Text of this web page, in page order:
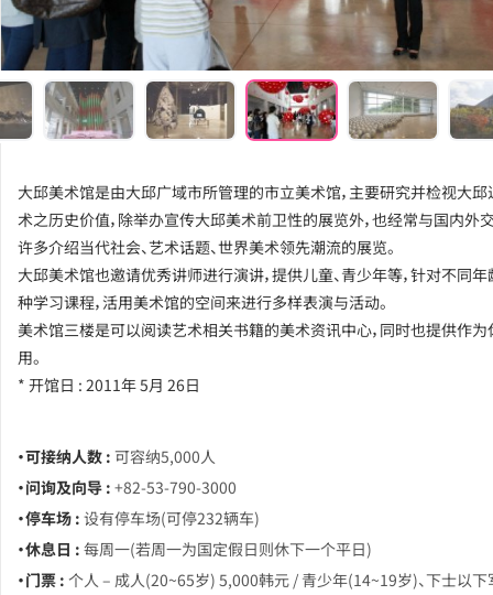
大邱美术馆是由大邱广域市所管理的市立美术馆，主要研究并检视大
术之历史价值，除举办宣传大邱美术前卫性的展览外，也经常与国内外
许多介绍当代社会、艺术话题、世界美术领先潮流的展览。
大邱美术馆也邀请优秀讲师进行演讲，提供儿童、青少年等，针对不同
种学习课程，活用美术馆的空间来进行多样表演与活动。
美术馆三楼是可以阅读艺术相关书籍的美术资讯中心，同时也提供作
用。
* 开馆日 : 2011年 5月 26日
・可接纳人数 : 可容纳5,000人
・问询及向导 : +82-53-790-3000
・停车场 : 设有停车场(可停232辆车)
・休息日 : 每周一(若周一为国定假日则休下一个平日)
・门票 : 个人 – 成人(20~65岁) 5,000韩元 / 青少年(14~19岁)、下士以